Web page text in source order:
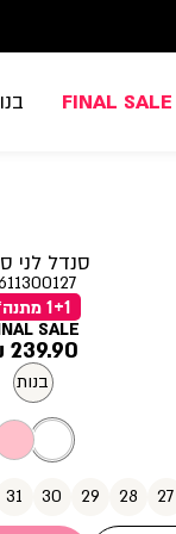
FINAL SALE
סנדל לני
1+1 מתנה*
SALE
מחיר
מוצר
239.90 ₪
בנות
27
28
29
30
31